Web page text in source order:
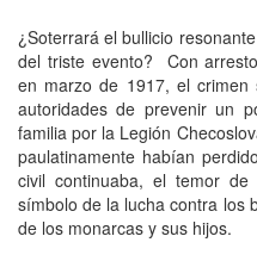
¿Soterrará el bullicio
del triste evento? Con
en marzo de 1917, el
autoridades de prevenir un
familia por la Legión
paulatinamente habían
civil continuaba, el temor
símbolo de la lucha contra los
de los monarcas y sus hijos.